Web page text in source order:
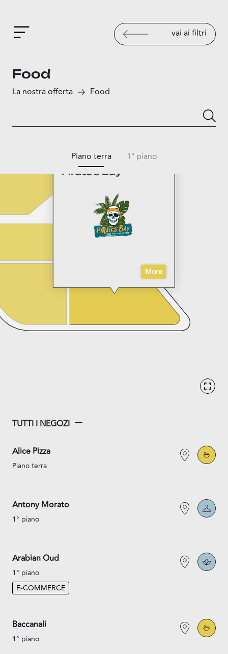
vai ai filtri
Food
La nostra offerta Food
Pirate's Bay
More
Piano terra 1° piano
TUTTI I NEGOZI
Alice Pizza
Piano terra
Antony Morato
1° piano
Arabian Oud
1° piano
E-COMMERCE
Baccanali
1° piano